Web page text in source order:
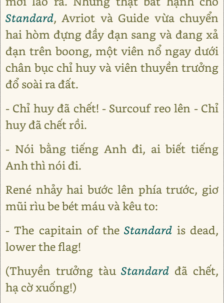
Standard, Avriot và Guide vừa chuyển
hai hòm đựng đầy đạn sang và đang xả
đạn trên boong, một viên nổ ngay dưới
chân bục chỉ huy và viên thuyền trưởng
đổ soài ra đất.
- Chỉ huy đã chết! - Surcouf reo lên - Chỉ
huy đã chết rồi.
- Nói bằng tiếng Anh đi, ai biết tiếng
Anh thì nói đi.
René nhảy hai bước lên phía trước, giơ
mũi rìu be bét máu và kêu to:
- The capitain of theStandard is dead,
lower the flag!
(Thuyền trưởng tàuStandard đã chết,
hạ cờ xuống!)